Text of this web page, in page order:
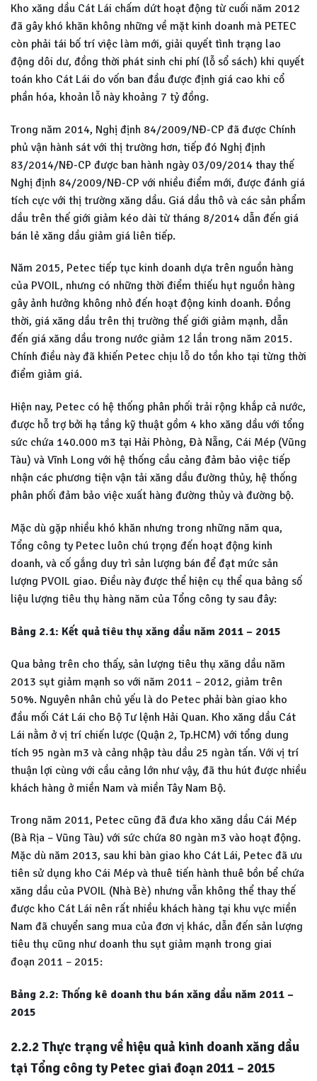
Kho xăng dầu Cát Lái chấm dứt hoạt động từ cuối năm 2012
đã gây khó khăn không những về mặt kinh doanh mà PETEC
còn phải tái bố trí việc làm mới, giải quyết tình trạng lao
động dôi dư, đồng thời phát sinh chi phí (lỗ sổ sách) khi quyết
toán kho Cát Lái do vốn ban đầu được định giá cao khi cổ
phần hóa, khoản lỗ này khoảng 7 tỷ đồng.
Trong năm 2014, Nghị định 84/2009/NĐ-CP đã được Chính
phủ vận hành sát với thị trường hơn, tiếp đó Nghị định
83/2014/NĐ-CP được ban hành ngày 03/09/2014 thay thế
Nghị định 84/2009/NĐ-CP với nhiều điểm mới, được đánh giá
tích cực với thị trường xăng dầu. Giá dầu thô và các sản phẩm
dầu trên thế giới giảm kéo dài từ tháng 8/2014 dẫn đến giá
bán lẻ xăng dầu giảm giá liên tiếp.
Năm 2015, Petec tiếp tục kinh doanh dựa trên nguồn hàng
của PVOIL, nhưng có những thời điểm thiếu hụt nguồn hàng
gây ảnh hưởng không nhỏ đến hoạt động kinh doanh. Đồng
thời, giá xăng dầu trên thị trường thế giới giảm mạnh, dẫn
đến giá xăng dầu trong nước giảm 12 lần trong năm 2015.
Chính điều này đã khiến Petec chịu lỗ do tồn kho tại từng thời
điểm giảm giá.
Hiện nay, Petec có hệ thống phân phối trải rộng khắp cả nước,
được hỗ trợ bởi hạ tầng kỹ thuật gồm 4 kho xăng dầu với tổng
sức chứa 140.000 m3 tại Hải Phòng, Đà Nẵng, Cái Mép (Vũng
Tàu) và Vĩnh Long với hệ thống cầu cảng đảm bảo việc tiếp
nhận các phương tiện vận tải xăng dầu đường thủy, hệ thống
phân phối đảm bảo việc xuất hàng đường thủy và đường bộ.
Mặc dù gặp nhiều khó khăn nhưng trong những năm qua,
Tổng công ty Petec luôn chú trọng đến hoạt động kinh
doanh, và cố gắng duy trì sản lượng bán để đạt mức sản
lượng PVOIL giao. Điều này được thể hiện cụ thể qua bảng số
liệu lượng tiêu thụ hàng năm của Tổng công ty sau đây:
Bảng 2.1: Kết quả tiêu thụ xăng dầu năm 2011 – 2015
Qua bảng trên cho thấy, sản lượng tiêu thụ xăng dầu năm
2013 sụt giảm mạnh so với năm 2011 – 2012, giảm trên
50%. Nguyên nhân chủ yếu là do Petec phải bàn giao kho
đầu mối Cát Lái cho Bộ Tư lệnh Hải Quan. Kho xăng dầu Cát
Lái nằm ở vị trí chiến lược (Quận 2, Tp.HCM) với tổng dung
tích 95 ngàn m3 và cảng nhập tàu dầu 25 ngàn tấn. Với vị trí
thuận lợi cùng với cầu cảng lớn như vậy, đã thu hút được nhiều
khách hàng ở miền Nam và miền Tây Nam Bộ.
Trong năm 2011, Petec cũng đã đưa kho xăng dầu Cái Mép
(Bà Rịa – Vũng Tàu) với sức chứa 80 ngàn m3 vào hoạt động.
Mặc dù năm 2013, sau khi bàn giao kho Cát Lái, Petec đã ưu
tiên sử dụng kho Cái Mép và thuê tiến hành thuê bồn bể chứa
xăng dầu của PVOIL (Nhà Bè) nhưng vẫn không thể thay thế
được kho Cát Lái nên rất nhiều khách hàng tại khu vực miền
Nam đã chuyển sang mua của đơn vị khác, dẫn đến sản lượng
tiêu thụ cũng như doanh thu sụt giảm mạnh trong giai
đoạn 2011 – 2015:
Bảng 2.2: Thống kê doanh thu bán xăng dầu năm 2011 –
2015
2.2.2 Thực trạng về hiệu quả kinh doanh xăng dầu
tại Tổng công ty Petec giai đoạn 2011 – 2015